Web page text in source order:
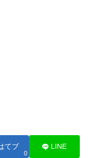
てブ
0
LINE